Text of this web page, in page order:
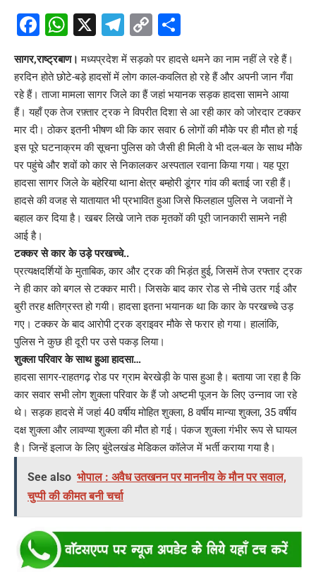
Facebook
WhatsApp
X Telegram
Copy
Link
सागर,राष्ट्रबाण। मध्यप्रदेश में सड़को पर हादसे थमने का नाम नहीं ले रहे हैं।
हरदिन होते छोटे-बड़े हादसों में लोग काल-कवलित हो रहे हैं और अपनी जान गँवा
रहे हैं। ताजा मामला सागर जिले का हैं जहां भयानक सड़क हादसा सामने आया
हैं। यहाँ एक तेज रफ़्तार ट्रक ने विपरीत दिशा से आ रही कार को जोरदार टक्कर
मार दी। ठोकर इतनी भीषण थी कि कार सवार 6 लोगों की मौके पर ही मौत हो गई
इस पूरे घटनाक्रम की सूचना पुलिस को जैसी ही मिली वे भी दल-बल के साथ मौके
पर पहुंचे और शवों को कार से निकालकर अस्पताल रवाना किया गया। यह पूरा
हादसा सागर जिले के बहेरिया थाना क्षेत्र बम्होरी डूंगर गांव की बताई जा रही हैं।
हादसे की वजह से यातायात भी प्रभावित हुआ जिसे फिलहाल पुलिस ने जवानों ने
बहाल कर दिया है। खबर लिखे जाने तक मृतकों की पूरी जानकारी सामने नही
आई है।
टक्कर से कार के उड़े परखच्चे..
प्रत्यक्षदर्शियों के मुताबिक, कार और ट्रक की भिड़ंत हुई, जिसमें तेज रफ्तार ट्रक
ने ही कार को बगल से टक्कर मारी। जिसके बाद कार रोड से नीचे उतर गई और
बुरी तरह क्षतिग्रस्त हो गयी। हादसा इतना भयानक था कि कार के परखच्चे उड़
गए। टक्कर के बाद आरोपी ट्रक ड्राइवर मौके से फरार हो गया। हालांकि,
पुलिस ने कुछ ही दूरी पर उसे पकड़ लिया।
शुक्ला परिवार के साथ हुआ हादसा…
हादसा सागर-राहतगढ़ रोड पर ग्राम बेरखेड़ी के पास हुआ है। बताया जा रहा है कि
कार सवार सभी लोग शुक्ला परिवार के हैं जो अष्टमी पूजन के लिए उन्नाव जा रहे
थे। सड़क हादसे में जहां 40 वर्षीय मोहित शुक्ला, 8 वर्षीय मान्या शुक्ला, 35 वर्षीय
दक्ष शुक्ला और लावण्या शुक्ला की मौत हो गई। पंकज शुक्ला गंभीर रूप से घायल
है। जिन्हें इलाज के लिए बुंदेलखंड मेडिकल कॉलेज में भर्ती कराया गया है।
See also भोपाल : अवैध उतखनन पर माननीय के मौन पर सवाल,
चुप्पी की कीमत बनी चर्चा